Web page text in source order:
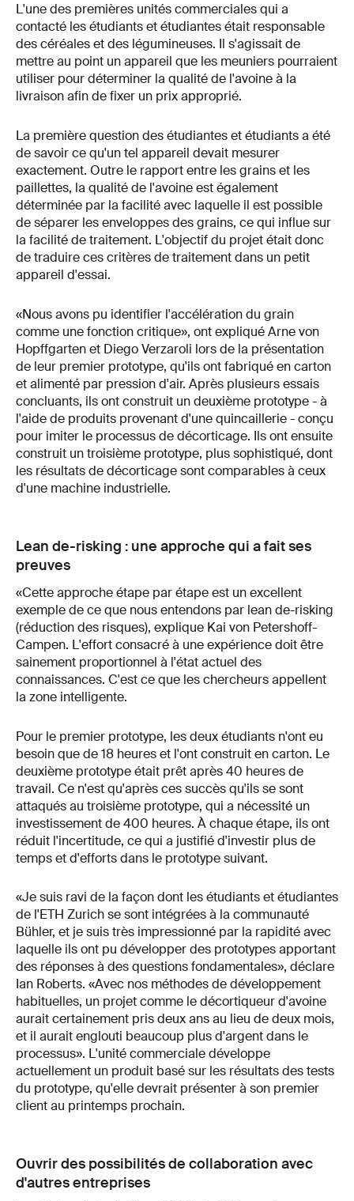
L'une des premières unités commerciales qui a
contacté les étudiants et étudiantes était responsable
des céréales et des légumineuses. Il s'agissait de
mettre au point un appareil que les meuniers pourraient
utiliser pour déterminer la qualité de l'avoine à la
livraison afin de fixer un prix approprié.
La première question des étudiantes et étudiants a été
de savoir ce qu'un tel appareil devait mesurer
exactement. Outre le rapport entre les grains et les
paillettes, la qualité de l'avoine est également
déterminée par la facilité avec laquelle il est possible
de séparer les enveloppes des grains, ce qui influe sur
la facilité de traitement. L'objectif du projet était donc
de traduire ces critères de traitement dans un petit
appareil d'essai.
«Nous avons pu identifier l'accélération du grain
comme une fonction critique», ont expliqué Arne von
Hopffgarten et Diego Verzaroli lors de la présentation
de leur premier prototype, qu'ils ont fabriqué en carton
et alimenté par pression d'air. Après plusieurs essais
concluants, ils ont construit un deuxième prototype - à
l'aide de produits provenant d'une quincaillerie - conçu
pour imiter le processus de décorticage. Ils ont ensuite
construit un troisième prototype, plus sophistiqué, dont
les résultats de décorticage sont comparables à ceux
d'une machine industrielle.
Lean de-risking : une approche qui a fait ses
preuves
«Cette approche étape par étape est un excellent
exemple de ce que nous entendons par lean de-risking
(réduction des risques), explique Kai von Petershoff-
Campen. L'effort consacré à une expérience doit être
sainement proportionnel à l'état actuel des
connaissances. C'est ce que les chercheurs appellent
la zone intelligente.
Pour le premier prototype, les deux étudiants n'ont eu
besoin que de 18 heures et l'ont construit en carton. Le
deuxième prototype était prêt après 40 heures de
travail. Ce n'est qu'après ces succès qu'ils se sont
attaqués au troisième prototype, qui a nécessité un
investissement de 400 heures. À chaque étape, ils ont
réduit l'incertitude, ce qui a justifié d'investir plus de
temps et d'efforts dans le prototype suivant.
«Je suis ravi de la façon dont les étudiants et étudiantes
de l'ETH Zurich se sont intégrées à la communauté
Bühler, et je suis très impressionné par la rapidité avec
laquelle ils ont pu développer des prototypes apportant
des réponses à des questions fondamentales», déclare
Ian Roberts. «Avec nos méthodes de développement
habituelles, un projet comme le décortiqueur d'avoine
aurait certainement pris deux ans au lieu de deux mois,
et il aurait englouti beaucoup plus d'argent dans le
processus». L'unité commerciale développe
actuellement un produit basé sur les résultats des tests
du prototype, qu'elle devrait présenter à son premier
client au printemps prochain.
Ouvrir des possibilités de collaboration avec
d'autres entreprises